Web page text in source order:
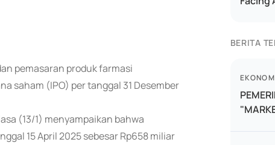
pemasaran produk farmasi
saham (IPO) per tanggal 31 Desember
(13/1) menyampaikan bahwa
15 April 2025 sebesar Rp658 miliar
BERITA